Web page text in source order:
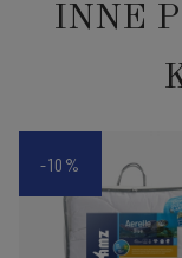
INNE
-10%